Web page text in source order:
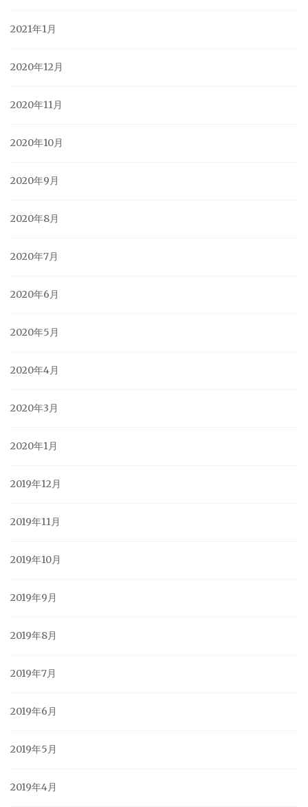
2021年1月
2020年12月
2020年11月
2020年10月
2020年9月
2020年8月
2020年7月
2020年6月
2020年5月
2020年4月
2020年3月
2020年1月
2019年12月
2019年11月
2019年10月
2019年9月
2019年8月
2019年7月
2019年6月
2019年5月
2019年4月